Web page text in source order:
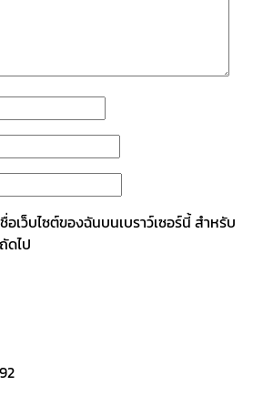
เว็บไซต์ของฉันบนเบราว์เซอร์นี้ สำหรับ
ดไป